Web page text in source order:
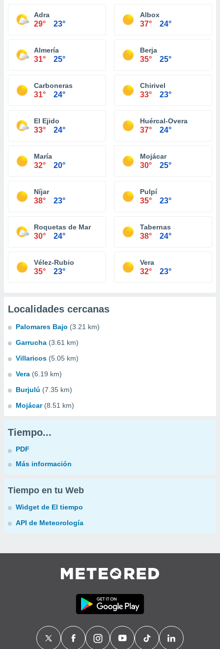
Adra
29° 23°
Albox
37° 24°
Almería
31° 25°
Berja
35° 25°
Carboneras
31° 24°
Chirivel
33° 23°
El Ejido
33° 24°
Huércal-Overa
37° 24°
María
32° 20°
Mojácar
30° 25°
Níjar
38° 23°
Pulpí
35° 23°
Roquetas de Mar
30° 24°
Tabernas
38° 24°
Vélez-Rubio
35° 23°
Vera
32° 23°
Localidades cercanas
Palomares Bajo (3.21 km)
Garrucha (3.61 km)
Villaricos (5.05 km)
Vera (6.19 km)
Burjulú (7.35 km)
Mojácar (8.51 km)
Tiempo...
PDF
Más información
Tiempo en tu Web
Widget de El tiempo
API de Meteorología